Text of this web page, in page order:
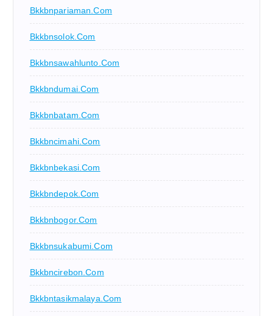
Bkkbnpariaman.com
Bkkbnsolok.com
Bkkbnsawahlunto.com
Bkkbndumai.com
Bkkbnbatam.com
Bkkbncimahi.com
Bkkbnbekasi.com
Bkkbndepok.com
Bkkbnbogor.com
Bkkbnsukabumi.com
Bkkbncirebon.com
Bkkbntasikmalaya.com